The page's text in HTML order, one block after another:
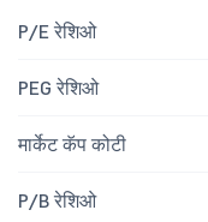
P/E रेशिओ
PEG रेशिओ
मार्केट कॅप कोटी
P/B रेशिओ